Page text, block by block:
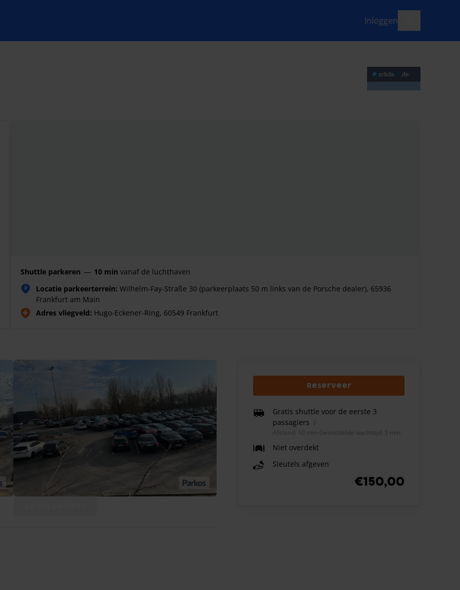
Inloggen
Shuttle parkeren — 10 min vanaf de luchthaven
P Locatie parkeerterrein: Wilhelm-Fay-Straße 30 (parkeerplaats 50 m links van de Porsche dealer), 65936
Frankfurt am Main
Adres vliegveld: Hugo-Eckener-Ring, 60549 Frankfurt
Reserveer
Gratis shuttle voor de eerste 3
passagiers
Afstand: 10 min Gemiddelde wachttijd: 5 min
Niet overdekt
Sleutels afgeven
€150,00